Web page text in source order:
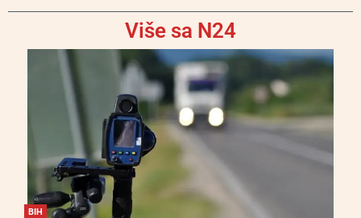
Više sa N24
BIH